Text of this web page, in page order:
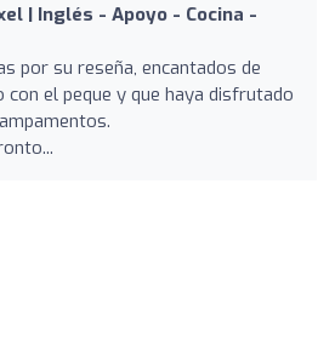
| Inglés - Apoyo - Cocina -
por su reseña, encantados de
con el peque y que haya disfrutado